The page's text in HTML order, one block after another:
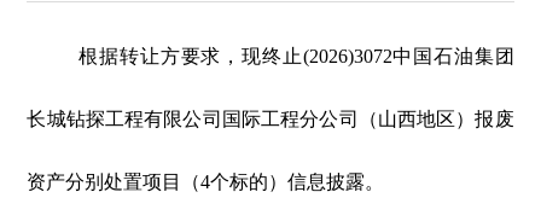
根据转让方要求，现终止(2026)3072中国石油集团
长城钻探工程有限公司国际工程分公司（山西地区）报废
资产分别处置项目（4个标的）信息披露。